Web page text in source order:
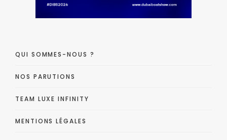
QUI SOMMES-NOUS ?
NOS PARUTIONS
TEAM LUXE INFINITY
MENTIONS LÉGALES